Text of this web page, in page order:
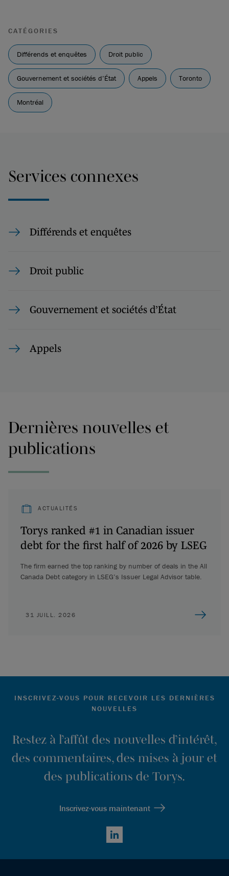
CATÉGORIES
Différends et enquêtes Droit public
Gouvernement et sociétés d’État Appels Toronto
Montréal
Services connexes
Différends et enquêtes
Droit public
Gouvernement et sociétés d’État
Appels
Dernières nouvelles et
publications
ACTUALITÉS
Torys ranked #1 in Canadian issuer
debt for the first half of 2026 by LSEG
The firm earned the top ranking by number of deals in the All
Canada Debt category in LSEG’s Issuer Legal Advisor table.
31 JUILL. 2026
INSCRIVEZ-VOUS POUR RECEVOIR LES DERNIÈRES
NOUVELLES
Restez à l’affût des nouvelles d’intérêt,
des commentaires, des mises à jour et
des publications de Torys.
Inscrivez-vous maintenant
LinkedIn